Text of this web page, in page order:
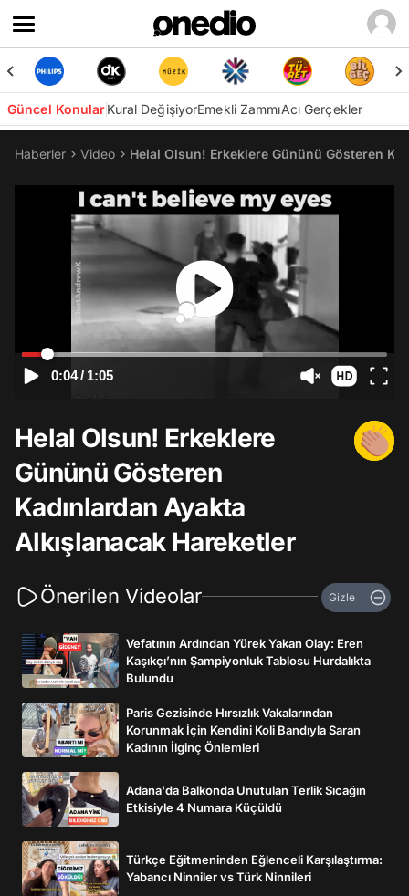
Güncel KonularKural DeğişiyorEmekli ZammıAcı Gerçekler
Haberler Video Helal Olsun! Erkeklere Gününü Gösteren
0:04/ 1:05
Helal Olsun! Erkeklere
Gününü Gösteren
Kadınlardan Ayakta
Alkışlanacak Hareketler
Önerilen Videolar Gizle
Vefatının Ardından Yürek Yakan Olay: Eren
Kaşıkçı’nın Şampiyonluk Tablosu Hurdalıkta
Bulundu
Paris Gezisinde Hırsızlık Vakalarından
Korunmak İçin Kendini Koli Bandıyla Saran
Kadının İlginç Önlemleri
Adana'da Balkonda Unutulan Terlik Sıcağın
Etkisiyle 4 Numara Küçüldü
Türkçe Eğitmeninden Eğlenceli Karşılaştırma:
Yabancı Ninniler vs Türk Ninnileri